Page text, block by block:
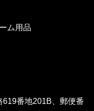
ム用品
番地201B、郵便番